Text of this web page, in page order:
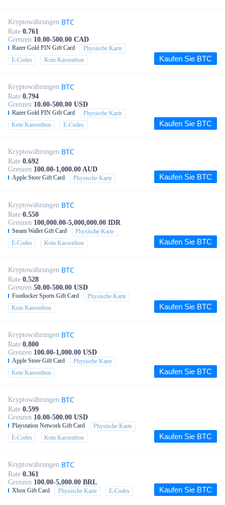
Kryptowährungen BTC
Rate 0.761
Grenzen 10.00-500.00 CAD
Razer Gold PIN Gift Card
Physische Karte
E-Codes
Kein Kassenbon Kaufen Sie BTC
Kryptowährungen BTC
Rate 0.794
Grenzen 10.00-500.00 USD
Razer Gold PIN Gift Card
Physische Karte
Kein Kassenbon
E-Codes Kaufen Sie BTC
Kryptowährungen BTC
Rate 0.692
Grenzen 100.00-1,000.00 AUD
Apple Store Gift Card Physische Karte Kaufen Sie BTC
Kryptowährungen BTC
Rate 0.550
Grenzen 100,000.00-5,000,000.00 IDR
Steam Wallet Gift Card
Physische Karte
E-Codes
Kein Kassenbon Kaufen Sie BTC
Kryptowährungen BTC
Rate 0.528
Grenzen 50.00-500.00 USD
Footlocker Sports Gift Card
Physische Karte
Kein Kassenbon
Kaufen Sie BTC
Kryptowährungen BTC
Rate 0.800
Grenzen 100.00-1,000.00 USD
Apple Store Gift Card
Physische Karte
Kein Kassenbon
Kaufen Sie BTC
Kryptowährungen BTC
Rate 0.599
Grenzen 10.00-500.00 USD
Playstation Network Gift Card
Physische Karte
E-Codes
Kein Kassenbon Kaufen Sie BTC
Kryptowährungen BTC
Rate 0.361
Grenzen 100.00-5,000.00 BRL
Xbox Gift Card Physische Karte E-Codes Kaufen Sie BTC